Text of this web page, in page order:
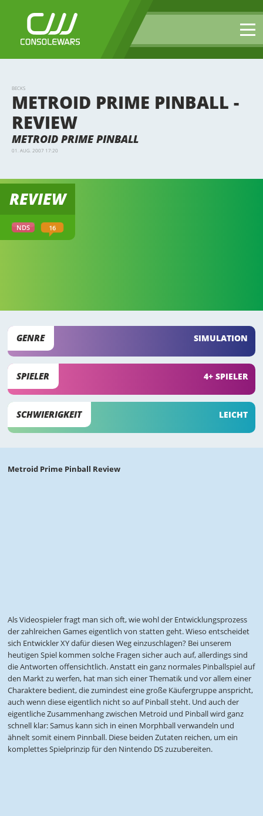
BECKS
METROID PRIME PINBALL -
REVIEW
METROID PRIME PINBALL
01. AUG. 2007 17:20
REVIEW
NDS 16
GENRE SIMULATION
SPIELER 4+ SPIELER
SCHWIERIGKEIT LEICHT
Metroid Prime Pinball Review
Als Videospieler fragt man sich oft, wie wohl der Entwicklungsprozess
der zahlreichen Games eigentlich von statten geht. Wieso entscheidet
sich Entwickler XY dafür diesen Weg einzuschlagen? Bei unserem
heutigen Spiel kommen solche Fragen sicher auch auf, allerdings sind
die Antworten offensichtlich. Anstatt ein ganz normales Pinballspiel auf
den Markt zu werfen, hat man sich einer Thematik und vor allem einer
Charaktere bedient, die zumindest eine große Käufergruppe anspricht,
auch wenn diese eigentlich nicht so auf Pinball steht. Und auch der
eigentliche Zusammenhang zwischen Metroid und Pinball wird ganz
schnell klar: Samus kann sich in einen Morphball verwandeln und
ähnelt somit einem Pinnball. Diese beiden Zutaten reichen, um ein
komplettes Spielprinzip für den Nintendo DS zuzubereiten.